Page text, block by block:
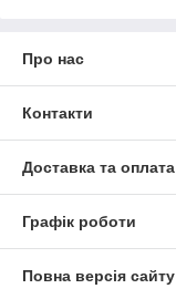
Про нас
Контакти
Доставка та оплата
Графік роботи
Повна версія сайту